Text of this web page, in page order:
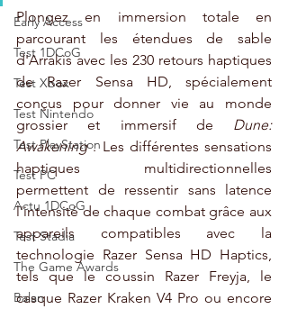
Early Access
Test 1DCoG
Test Xbox
Test Nintendo
Test PlayStation
Test PC
Actu 1DCoG
Test Stadia
The Game Awards
Balan
Plongez en immersion totale en
parcourant les étendues de sable
d'Arrakis avec les 230 retours haptiques
de Razer Sensa HD, spécialement
conçus pour donner vie au monde
grossier et immersif de Dune:
Awakening . Les différentes sensations
haptiques multidirectionnelles
permettent de ressentir sans latence
l'intensité de chaque combat grâce aux
appareils compatibles avec la
technologie Razer Sensa HD Haptics,
tels que le coussin Razer Freyja, le
casque Razer Kraken V4 Pro ou encore